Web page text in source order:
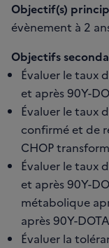
Objectif(s)
évènement à 2
Objectifs
Évaluer le taux
et après 90Y-
Évaluer le taux
confirmé et de
CHOP
Évaluer le taux
et après 90Y-
métabolique
après 90Y-
Évaluer la